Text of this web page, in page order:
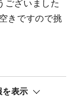
ございました
きですので挑
を表示